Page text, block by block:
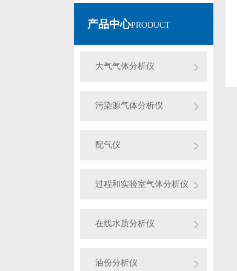
产品中心PRODUCT
大气气体分析仪
污染源气体分析仪
配气仪
过程和实验室气体分析仪
在线水质分析仪
油份分析仪